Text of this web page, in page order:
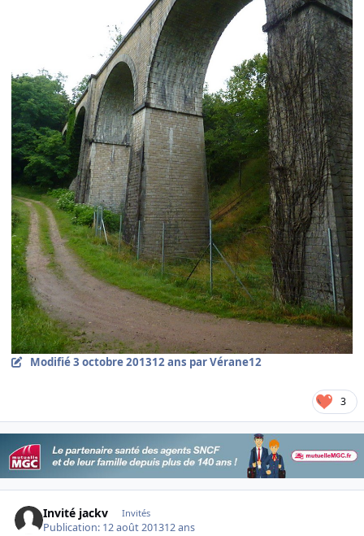
Modifié3 octobre 201312 ans par Vérane12
3
Invité jackv Invités
Publication: 12 août 201312 ans